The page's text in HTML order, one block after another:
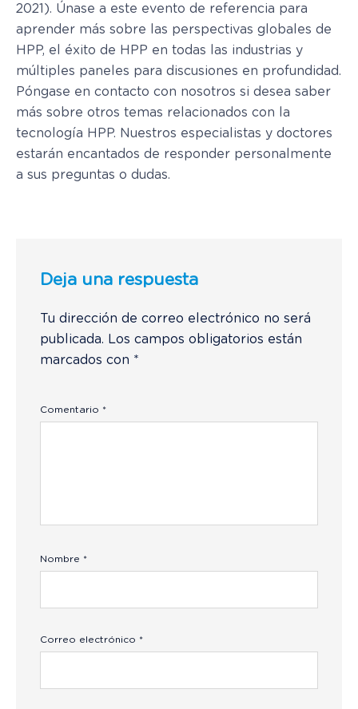
2021). Únase a este evento de referencia para
aprender más sobre las perspectivas globales de
HPP, el éxito de HPP en todas las industrias y
múltiples paneles para discusiones en profundidad.
Póngase en contacto con nosotros si desea saber
más sobre otros temas relacionados con la
tecnología HPP. Nuestros especialistas y doctores
estarán encantados de responder personalmente
a sus preguntas o dudas.
Deja una respuesta
Tu dirección de correo electrónico no será
publicada. Los campos obligatorios están
marcados con *
Comentario *
Nombre *
Correo electrónico *